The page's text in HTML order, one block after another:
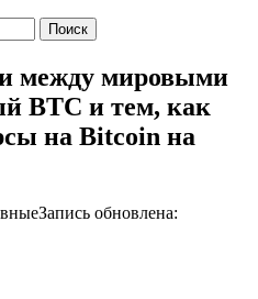
между мировыми
BTC и тем, как
на Bitcoin на
Запись обновлена: